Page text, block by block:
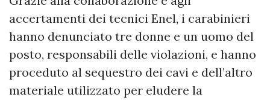
accertamenti dei tecnici Enel, i carabinieri
hanno denunciato tre donne e un uomo del
posto, responsabili delle violazioni, e hanno
proceduto al sequestro dei cavi e dell’altro
materiale utilizzato per eludere la